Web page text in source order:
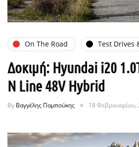
On The Road Test Drives
Δοκιμή: Hyundai i20
N Line 48V Hybrid
By Βαγγέλης Παμπούκης 18 Φεβρουαρίου,